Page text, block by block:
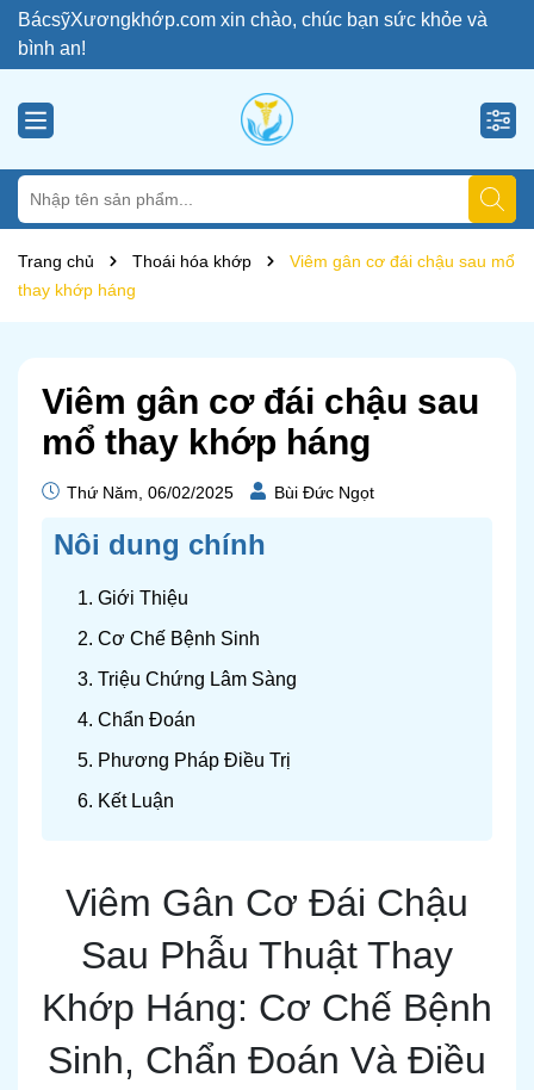
BácsỹXươngkhớp.com xin chào, chúc bạn sức khỏe và
bình an!
Trang chủ Thoái hóa khớp
Viêm gân cơ đái chậu sau mổ
thay khớp háng
Viêm gân cơ đái chậu sau
mổ thay khớp háng
Thứ Năm, 06/02/2025 Bùi Đức Ngọt
Nôi dung chính
1. Giới Thiệu
2. Cơ Chế Bệnh Sinh
3. Triệu Chứng Lâm Sàng
4. Chẩn Đoán
5. Phương Pháp Điều Trị
6. Kết Luận
Viêm Gân Cơ Đái Chậu
Sau Phẫu Thuật Thay
Khớp Háng: Cơ Chế Bệnh
Sinh, Chẩn Đoán Và Điều